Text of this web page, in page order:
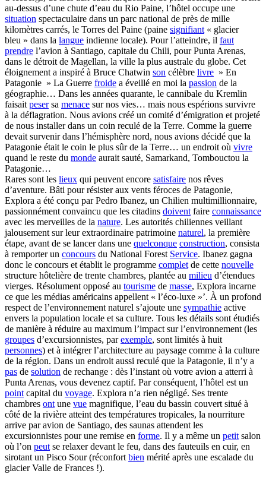
au-dessus d’une chute d’eau du Rio Paine, l’hôtel occupe une
situation spectaculaire dans un parc national de près de mille
kilomètres carrés, le Torres del Paine (paine signifiant « glacier
bleu » dans la langue indienne locale). Pour l’atteindre, il faut
prendre l’avion à Santiago, capitale du Chili, pour Punta Arenas,
dans le détroit de Magellan, la ville la plus australe du globe. Cet
éloignement a inspiré à Bruce Chatwin son célèbre livre » En
Patagonie » La Guerre froide a éveillé en moi la passion de la
géographie… Dans les années quarante, le cannibale du Kremlin
faisait pesersa menace sur nos vies… mais nous espérions survivre
à la déflagration. Nous avions créé un comité d’émigration et projeté
de nous installer dans un coin reculé de la Terre. Comme la guerre
devait survenir dans l’hémisphère nord, nous avions décidé que la
Patagonie était le coin le plus sûr de la Terre… un endroit où vivre
quand le reste du monde aurait sauté, Samarkand, Tombouctou la
Patagonie…
Rares sont les lieux qui peuvent encore satisfaire nos rêves
d’aventure. Bâti pour résister aux vents féroces de Patagonie,
Explora a été conçu par Pedro Ibanez, un Chilien multimillionnaire,
passionnément convaincu que les citadins doivent faire connaissance
avec les merveilles de la nature. Les autorités chiliennes veillant
jalousement sur leur extraordinaire patrimoine naturel, la première
étape, avant de se lancer dans une quelconque construction, consista
à remporter un concours du National Forest Service. Ibanez gagna
donc le concours et établit le programme complet de cette nouvelle
structure hôtelière de trente chambres, plantée au milieu d’étendues
vierges. Résolument opposé au tourisme de masse, Explora incarne
ce que les médias américains appellent « l’éco-luxe »’. À un profond
respect de l’environnement naturel s’ajoute une sympathie active
envers la population locale et sa culture. Tous les détails sont étudiés
de manière à réduire au maximum l’impact sur l’environnement (les
groupes d’excursionnistes, parexemple, sont limités à huit
personnes) et à intégrer l’architecture au paysage comme à la culture
de la région. Dans un endroit aussi reculé que la Patagonie, il n’y a
pas de solution de rechange : dès l’instant où votre avion a atterri à
Punta Arenas, vous devenez captif. Par conséquent, l’hôtel est un
point capital du voyage. Explora n’a rien négligé. Ses trente
chambres ont une vue magnifique, l’eau du bassin couvert situé à
côté de la rivière atteint des températures tropicales, la nourriture
arrive par avion de Santiago, des saunas attendent les
excursionnistes pour une remise en forme. Il y a même un petit salon
où l’on peut se relaxer devant le feu, dans des fauteuils en cuir, en
sirotant un Pisco Sour (réconfort bien mérité après une escalade du
glacier Valle de Frances !).